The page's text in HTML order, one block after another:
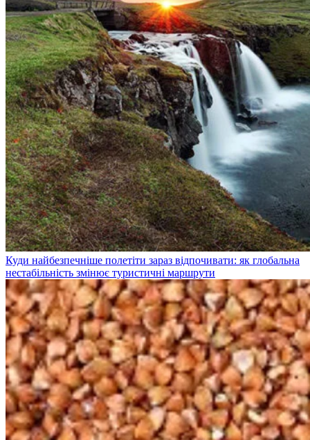
Куди найбезпечніше полетіти зараз відпочивати: як глобальна
нестабільність змінює туристичні маршрути